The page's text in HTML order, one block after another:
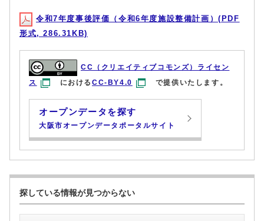
令和7年度事後評価（令和6年度施設整備計画）(PDF
形式, 286.31KB)
CC（クリエイティブコモンズ）ライセン
ス
におけるCC-BY4.0 で提供いたします。
オープンデータを探す
大阪市オープンデータポータルサイト
探している情報が見つからない